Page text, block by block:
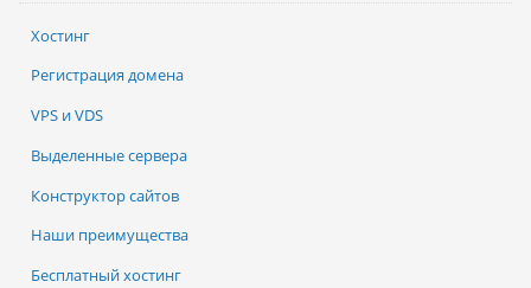
Хостинг
Регистрация домена
VPS и VDS
Выделенные сервера
Конструктор сайтов
Наши преимущества
Бесплатный хостинг